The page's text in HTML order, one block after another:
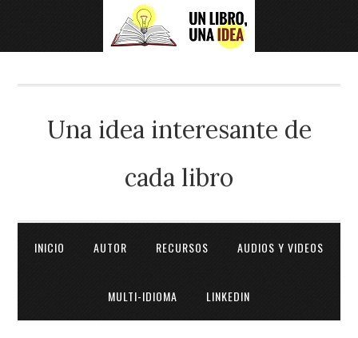
Una idea interesante de
cada libro
INICIO AUTOR RECURSOS AUDIOS Y VIDEOS
MULTI-IDIOMA LINKEDIN